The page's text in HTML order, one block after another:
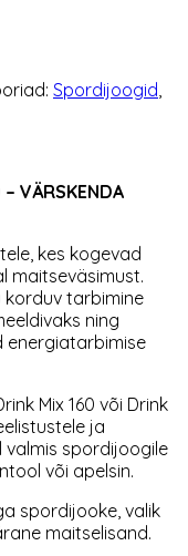
Spordijoogid,
VÄRSKENDA
kes kogevad
maitseväsimust.
korduv tarbimine
ning
energiatarbimise
Mix 160 või Drink
ja
valmis spordijoogile
või apelsin.
spordijooke, valik
maitselisand.